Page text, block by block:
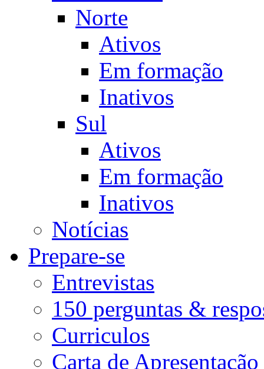
Norte
Ativos
Em formação
Inativos
Sul
Ativos
Em formação
Inativos
Notícias
Prepare-se
Entrevistas
150 perguntas &
Curriculos
Carta de Apresentação